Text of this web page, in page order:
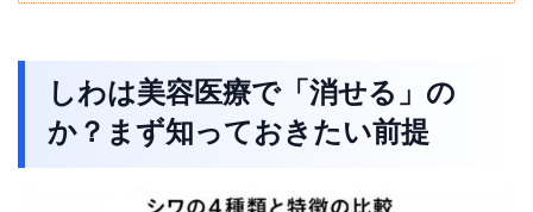
しわは美容医療で「消せる」の
か？まず知っておきたい前提